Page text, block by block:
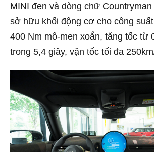
MINI đen và dòng chữ
sở hữu khối động cơ cho công
400 Nm mô-men xoắn, tăng tốc từ
trong 5,4 giây, vận tốc tối đa